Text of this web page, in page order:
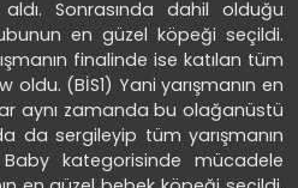
Sonrasında dahil olduğu
en güzel köpeği seçildi.
finalinde ise katılan tüm
oldu. (BİS1) Yani yarışmanın en
aynı zamanda bu olağanüstü
da sergileyip tüm yarışmanın
kategorisinde mücadele